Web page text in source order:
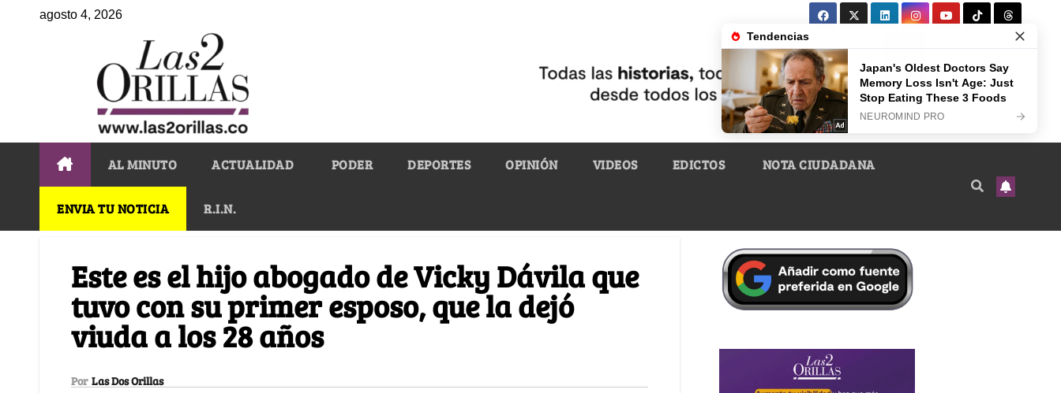
agosto 4, 2026
AL MINUTO ACTUALIDAD PODER DEPORTES OPINIÓN VIDEOS EDICTOS NOTA CIUDADANA
ENVIA TU NOTICIA R.I.N.
Este es el hijo abogado de Vicky Dávila que
tuvo con su primer esposo, que la dejó
viuda a los 28 años
Por Las Dos Orillas